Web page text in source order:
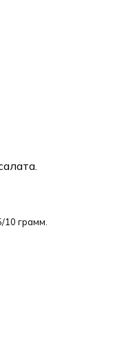
10 грамм.